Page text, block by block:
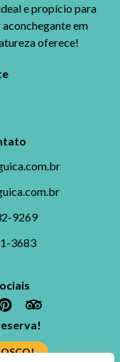
e propício para
em
oferece!
9269
3683